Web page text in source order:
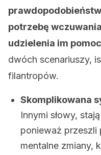
potrzebę
udzielenia im
dwóch scenariuszy,
filantropów.
Skomplikowana
Innymi słowy,
ponieważ przeszli
mentalne zmiany,